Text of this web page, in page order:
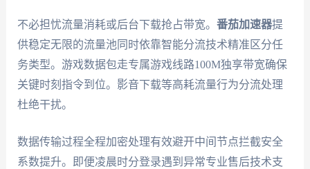
不必担忧流量消耗或后台下载抢占带宽。 番茄加速器提
供稳定无限的流量池同时依靠智能分流技术精准区分任
务类型。游戏数据包走专属游戏线路100M独享带宽确保
关键时刻指令到位。影音下载等高耗流量行为分流处理
杜绝干扰。
数据传输过程全程加密处理有效避开中间节点拦截安全
系数提升。即便凌晨时分登录遇到异常专业售后技术支